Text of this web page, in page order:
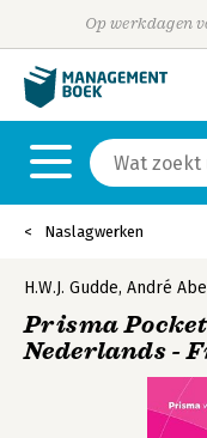
Op werkdagen
Naslagwerken
H.W.J. Gudde, André
Prisma
Nederlands -